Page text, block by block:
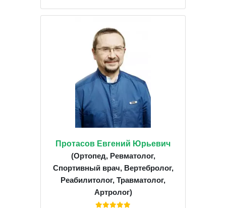
Протасов Евгений Юрьевич
(Ортопед, Ревматолог,
Спортивный врач, Вертебролог,
Реабилитолог, Травматолог,
Артролог)